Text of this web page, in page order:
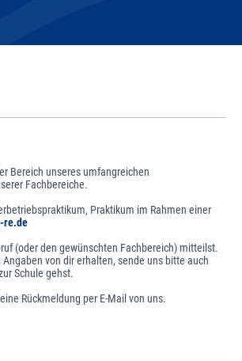
Bereich unseres umfangreichen
Fachbereiche.
Praktikum im Rahmen einer
re.de
(oder den gewünschten Fachbereich) mitteilst.
von dir erhalten, sende uns bitte auch
Schule gehst.
Rückmeldung per E-Mail von uns.